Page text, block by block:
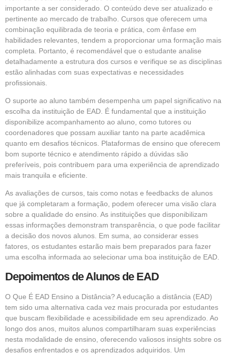
importante a ser considerado. O conteúdo deve ser atualizado e
pertinente ao mercado de trabalho. Cursos que oferecem uma
combinação equilibrada de teoria e prática, com ênfase em
habilidades relevantes, tendem a proporcionar uma formação mais
completa. Portanto, é recomendável que o estudante analise
detalhadamente a estrutura dos cursos e verifique se as disciplinas
estão alinhadas com suas expectativas e necessidades
profissionais.
O suporte ao aluno também desempenha um papel significativo na
escolha da instituição de EAD. É fundamental que a instituição
disponibilize acompanhamento ao aluno, como tutores ou
coordenadores que possam auxiliar tanto na parte acadêmica
quanto em desafios técnicos. Plataformas de ensino que oferecem
bom suporte técnico e atendimento rápido a dúvidas são
preferíveis, pois contribuem para uma experiência de aprendizado
mais tranquila e eficiente.
As avaliações de cursos, tais como notas e feedbacks de alunos
que já completaram a formação, podem oferecer uma visão clara
sobre a qualidade do ensino. As instituições que disponibilizam
essas informações demonstram transparência, o que pode facilitar
a decisão dos novos alunos. Em suma, ao considerar esses
fatores, os estudantes estarão mais bem preparados para fazer
uma escolha informada ao selecionar uma boa instituição de EAD.
Depoimentos de Alunos de EAD
O Que É EAD Ensino a Distância? A educação a distância (EAD)
tem sido uma alternativa cada vez mais procurada por estudantes
que buscam flexibilidade e acessibilidade em seu aprendizado. Ao
longo dos anos, muitos alunos compartilharam suas experiências
nesta modalidade de ensino, oferecendo valiosos insights sobre os
desafios enfrentados e os aprendizados adquiridos. Um